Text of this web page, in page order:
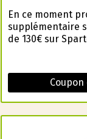
En ce moment
supplémentaire
de 130€ sur